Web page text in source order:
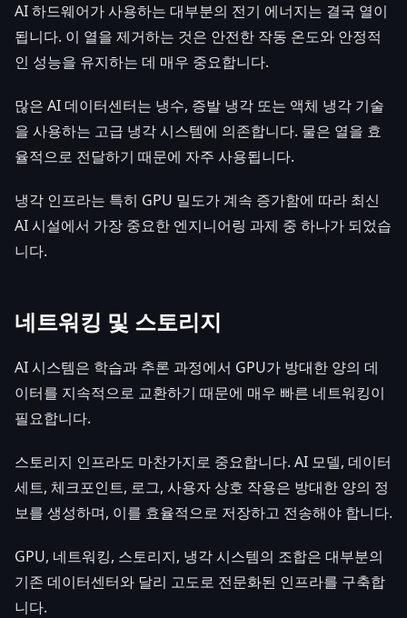
AI 하드웨어가 사용하는 대부분의 전기 에너지는 결국 열이
됩니다. 이 열을 제거하는 것은 안전한 작동 온도와 안정적
인 성능을 유지하는 데 매우 중요합니다.
많은 AI 데이터센터는 냉수, 증발 냉각 또는 액체 냉각 기술
을 사용하는 고급 냉각 시스템에 의존합니다. 물은 열을 효
율적으로 전달하기 때문에 자주 사용됩니다.
냉각 인프라는 특히 GPU 밀도가 계속 증가함에 따라 최신
AI 시설에서 가장 중요한 엔지니어링 과제 중 하나가 되었습
니다.
네트워킹 및 스토리지
AI 시스템은 학습과 추론 과정에서 GPU가 방대한 양의 데
이터를 지속적으로 교환하기 때문에 매우 빠른 네트워킹이
필요합니다.
스토리지 인프라도 마찬가지로 중요합니다. AI 모델, 데이터
세트, 체크포인트, 로그, 사용자 상호 작용은 방대한 양의 정
보를 생성하며, 이를 효율적으로 저장하고 전송해야 합니다.
GPU, 네트워킹, 스토리지, 냉각 시스템의 조합은 대부분의
기존 데이터센터와 달리 고도로 전문화된 인프라를 구축합
니다.